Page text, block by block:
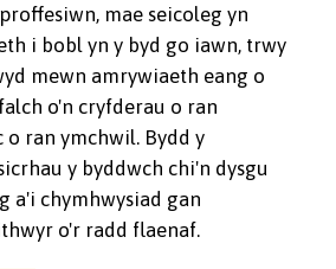
mae seicoleg yn
i bobl yn y byd go iawn, trwy
mewn amrywiaeth eang o
o'n cryfderau o ran
o ran ymchwil. Bydd y
y byddwch chi'n dysgu
a'i chymhwysiad gan
o'r radd flaenaf.